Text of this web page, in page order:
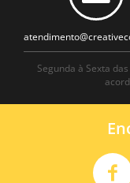
Segunda à Sexta